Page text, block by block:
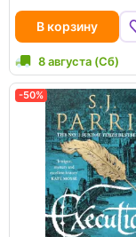
В корзину
8 августа (Сб)
-50%